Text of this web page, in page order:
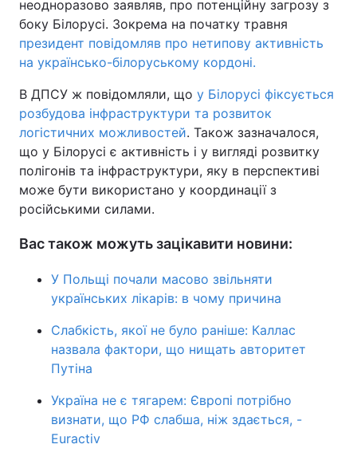
неодноразово заявляв, про потенційну загрозу з
боку Білорусі. Зокрема на початку травня
президент повідомляв про нетипову активність
на українсько-білоруському кордоні.
В ДПСУ ж повідомляли, що у Білорусі фіксується
розбудова інфраструктури та розвиток
логістичних можливостей. Також зазначалося,
що у Білорусі є активність і у вигляді розвитку
полігонів та інфраструктури, яку в перспективі
може бути використано у координації з
російськими силами.
Вас також можуть зацікавити новини:
У Польщі почали масово звільняти
українських лікарів: в чому причина
Слабкість, якої не було раніше: Каллас
назвала фактори, що нищать авторитет
Путіна
Україна не є тягарем: Європі потрібно
визнати, що РФ слабша, ніж здається, -
Euractiv